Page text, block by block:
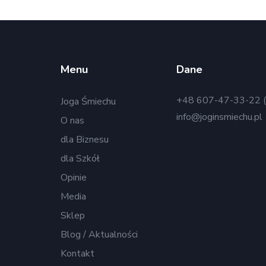
Menu
Joga Śmiechu
O nas
dla Biznesu
dla Szkół
Opinie
Media
Sklep
Blog / Aktualności
Kontakt
Dane
+48 607-47-33-22
info@joginsmiechu.pl